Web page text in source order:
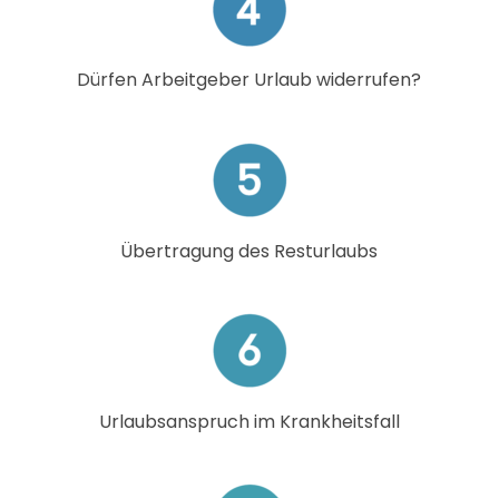
Dürfen Arbeitgeber Urlaub widerrufen?
Übertragung des Resturlaubs
Urlaubsanspruch im Krankheitsfall